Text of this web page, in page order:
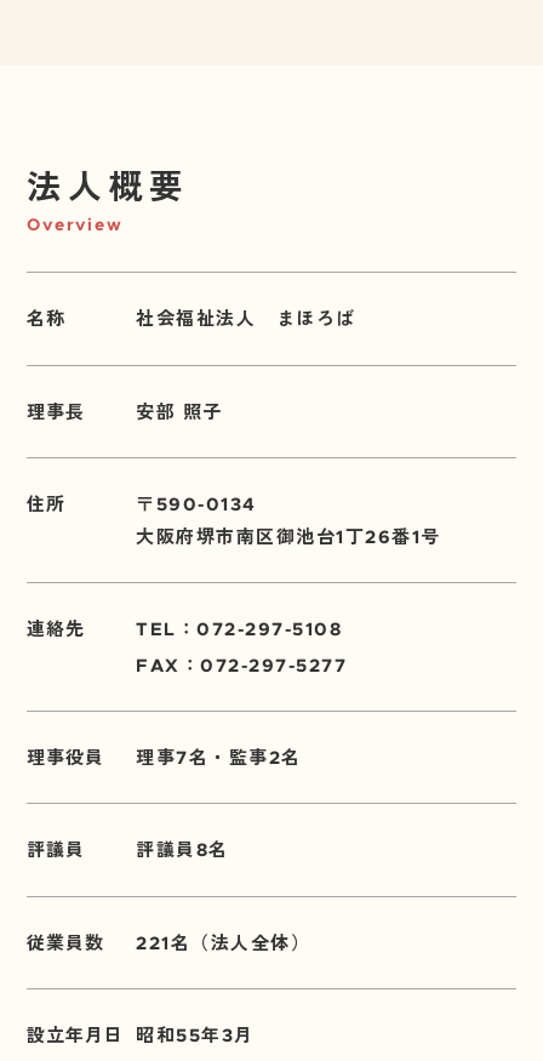
法人概要
Overview
名称 社会福祉法人 まほろば
理事長 安部 照子
住所
〒590-0134
大阪府堺市南区御池台1丁26番1号
連絡先 TEL：072-297-5108
FAX：072-297-5277
理事役員 理事7名・監事2名
評議員 評議員8名
従業員数 221名（法人全体）
設立年月日 昭和55年3月